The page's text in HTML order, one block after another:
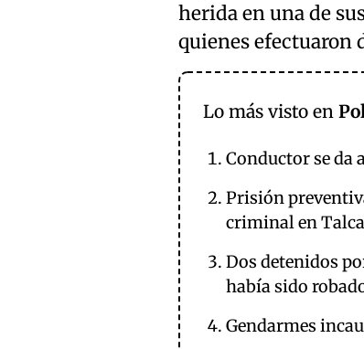
herida en una de
quienes efectuaron
Lo más visto en
Conductor se da
Prisión
criminal en Talca
Dos detenidos
había sido
Gendarmes